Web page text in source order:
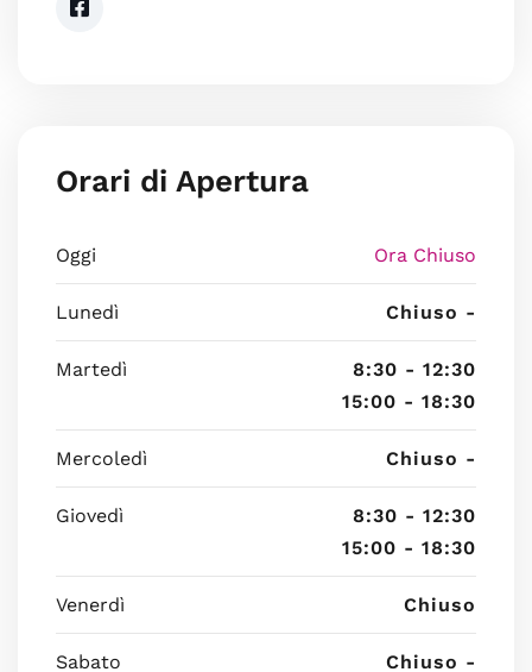
Orari di Apertura
Oggi Ora Chiuso
Lunedì Chiuso -
Martedì
8:30 - 12:30
15:00 - 18:30
Mercoledì Chiuso -
Giovedì
8:30 - 12:30
15:00 - 18:30
Venerdì Chiuso
Sabato Chiuso -